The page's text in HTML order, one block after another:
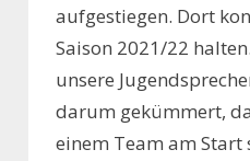
aufgestiegen. Dort
Saison 2021/22
unsere
darum gekümmert,
einem Team am Start